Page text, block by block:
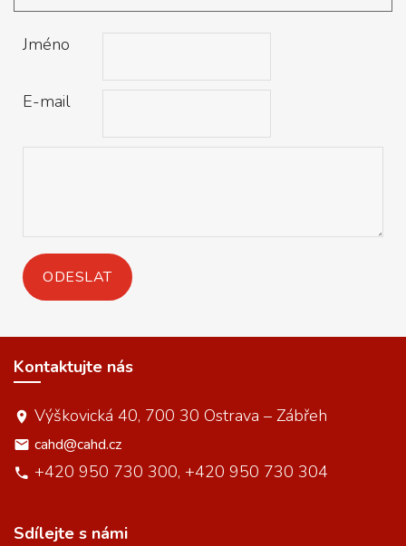
Jméno
E-mail
Kontaktujte nás
Výškovická 40, 700 30 Ostrava – Zábřeh
cahd@cahd.cz
+420 950 730 300, +420 950 730 304
Sdílejte s námi